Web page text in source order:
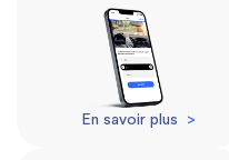
En savoir plus >